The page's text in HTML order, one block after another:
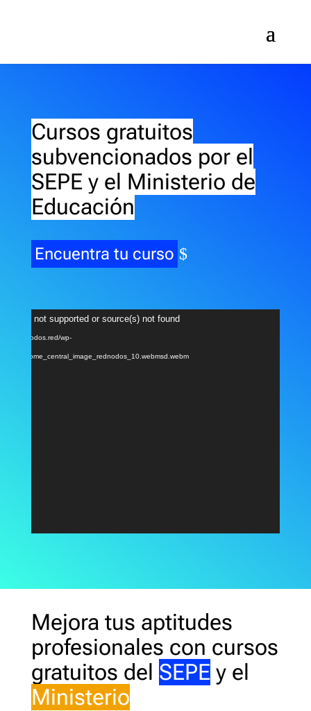
Cursos gratuitos
subvencionados por el
SEPE y el Ministerio de
Educación
Encuentra tu curso
Reproductor
de
vídeo
not supported or source(s) not found
https://nodos.red/wp-
04/home_central_image_rednodos_10.webmsd.webm
Mejora tus aptitudes
profesionales con cursos
gratuitos del SEPE y el
Ministerio